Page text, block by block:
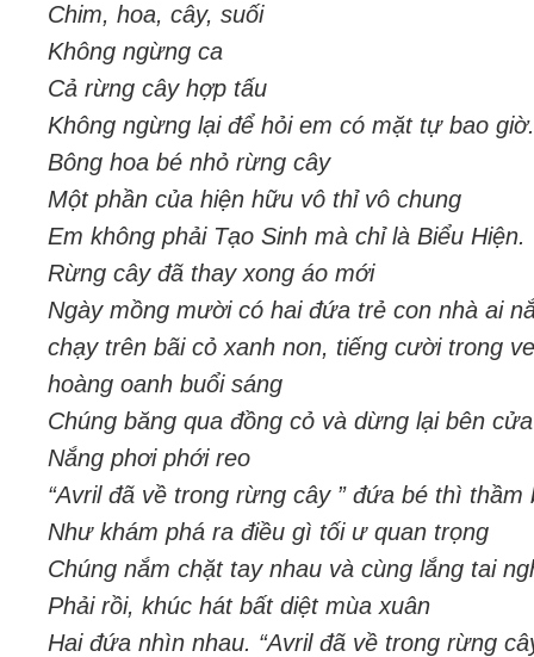
Chim, hoa, cây, suối
Không ngừng ca
Cả rừng cây hợp tấu
Không ngừng lại để hỏi em có mặt tự bao giờ.
Bông hoa bé nhỏ rừng cây
Một phần của hiện hữu vô thỉ vô chung
Em không phải Tạo Sinh mà chỉ là Biểu Hiện.
Rừng cây đã thay xong áo mới
Ngày mồng mười có hai đứa trẻ con nhà ai
chạy trên bãi cỏ xanh non, tiếng cười trong
hoàng oanh buổi sáng
Chúng băng qua đồng cỏ và dừng lại bên
Nắng phơi phới reo
“Avril đã về trong rừng cây ” đứa bé thì
Như khám phá ra điều gì tối ư quan trọng
Chúng nắm chặt tay nhau và cùng lắng tai
Phải rồi, khúc hát bất diệt mùa xuân
Hai đứa nhìn nhau. “Avril đã về trong rừng